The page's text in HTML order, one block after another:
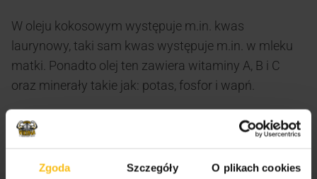
Zgoda Szczegóły O plikach cookies
W oleju kokosowym występuje m.in. kwas
laurynowy, taki sam kwas występuje m.in. w mleku
matki. Ponadto olej ten zawiera witaminy A, B i C
oraz minerały takie jak: potas, fosfor i wapń.